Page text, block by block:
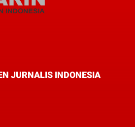
JURNALIS INDONESIA